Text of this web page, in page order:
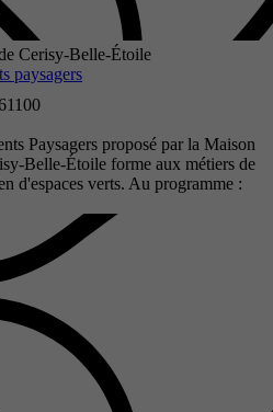
Cerisy-Belle-Étoile
paysagers
Paysagers proposé par la Maison
Belle-Étoile forme aux métiers de
d'espaces verts. Au programme :